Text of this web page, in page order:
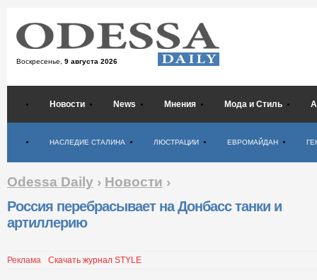
Воскресенье, 9 августа 2026
Новости News Мнения Мода и Стиль
НАСЛЕДИЕ СТАЛИНА ЛЮСТРАЦИИ ЕВРОМАЙДАН
Odessa Daily › Новости ›
Россия перебрасывает на Донбасс танки и
артиллерию
Реклама Скачать журнал STYLE